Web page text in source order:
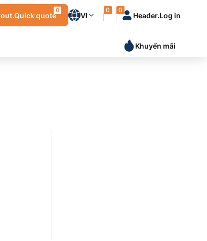
quote
0
VI
0 0
Header.Log in
Khuyến mãi